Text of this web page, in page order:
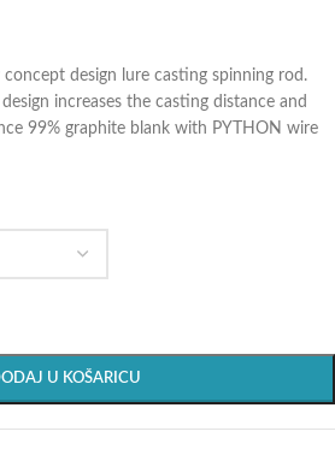
design lure casting spinning rod.
increases the casting distance and
99% graphite blank with PYTHON wire
U KOŠARICU